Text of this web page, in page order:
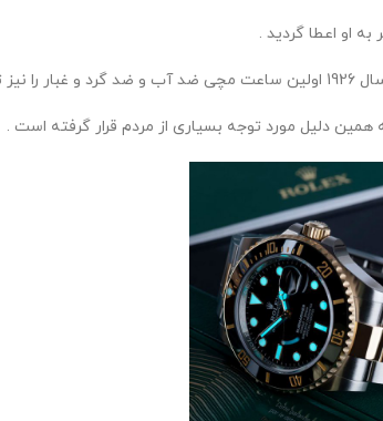
کرد .
دلیل مورد توجه بسیاری از مردم قرار گرفته است .